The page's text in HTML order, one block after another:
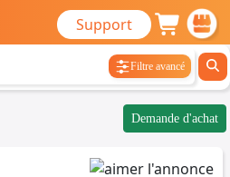
Support
Filtre avancé
Demande d'achat